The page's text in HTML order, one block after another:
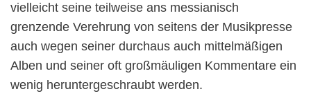
vielleicht seine teilweise ans messianisch
grenzende Verehrung von seitens der Musikpresse
auch wegen seiner durchaus auch mittelmäßigen
Alben und seiner oft großmäuligen Kommentare ein
wenig heruntergeschraubt werden.